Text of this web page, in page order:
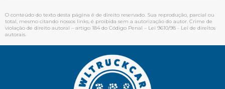
Conserto de painel automotivo em São Paulo
Conserto de painel de instrumentos de carros
O conteúdo do texto desta página é de direito reservado. Sua reprodução, parcial ou
total, mesmo citando nossos links, é proibida sem a autorização do autor. Crime de
violação de direito autoral – artigo 184 do Código Penal – Lei 9610/98 - Lei de direitos
autorais.